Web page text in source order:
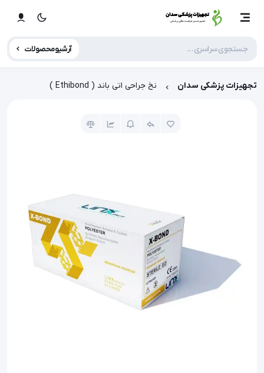
آرشیو محصولات
تجهیزات پزشکی سدان نخ جراحی اتی باند ( Ethibond )